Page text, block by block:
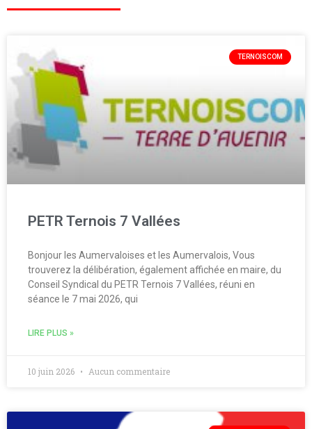
TERNOISCOM
PETR Ternois 7 Vallées
Bonjour les Aumervaloises et les Aumervalois, Vous
trouverez la délibération, également affichée en maire, du
Conseil Syndical du PETR Ternois 7 Vallées, réuni en
séance le 7 mai 2026, qui
LIRE PLUS »
10 juin 2026 Aucun commentaire